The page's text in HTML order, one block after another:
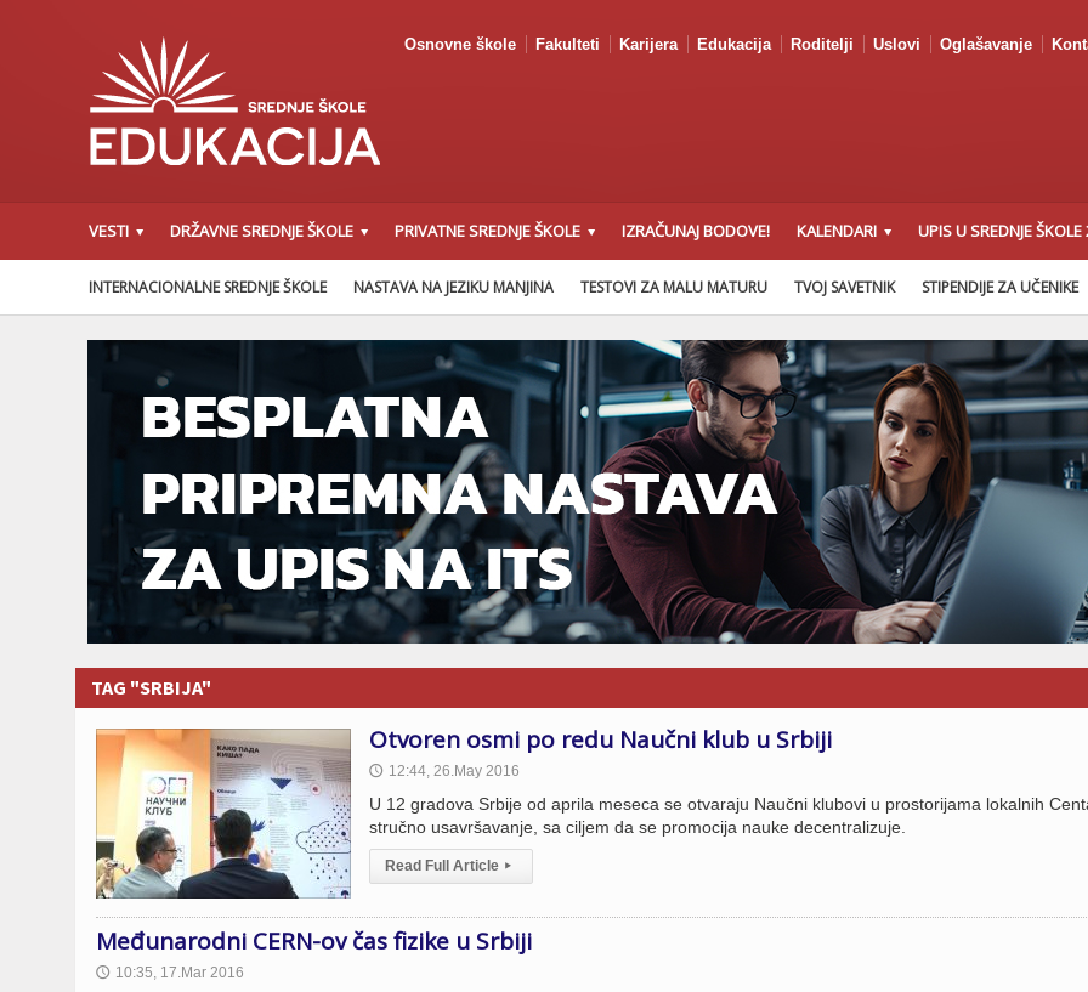
Osnovne škole Fakulteti Karijera Edukacija Roditelji Uslovi Oglašavanje
VESTI DRŽAVNE SREDNJE ŠKOLE PRIVATNE SREDNJE ŠKOLE IZRAČUNAJ BODOVE! KALENDARI UPIS U SREDNJE
INTERNACIONALNE SREDNJE ŠKOLE NASTAVA NA JEZIKU MANJINA TESTOVI ZA MALU MATURU TVOJ SAVETNIK STIPENDIJE ZA UČENIKE
TAG "SRBIJA"
Otvoren osmi po redu Naučni klub u Srbiji
🕔 12:44, 26.May 2016
U 12 gradova Srbije od aprila meseca se otvaraju Naučni klubovi u prostorijama lokalnih
stručno usavršavanje, sa ciljem da se promocija nauke decentralizuje.
Read Full Article ▸
Međunarodni CERN-ov čas fizike u Srbiji
🕔 10:35, 17.Mar 2016